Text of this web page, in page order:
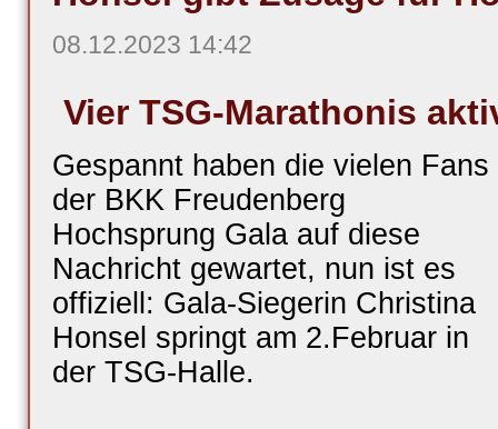
08.12.2023 14:42
Vier TSG-Marathonis
Gespannt haben die vielen Fans
der BKK Freudenberg
Hochsprung Gala auf diese
Nachricht gewartet, nun ist es
offiziell: Gala-Siegerin Christina
Honsel springt am 2.Februar in
der TSG-Halle.